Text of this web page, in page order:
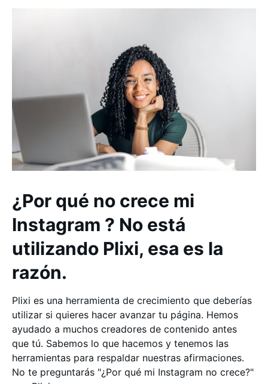
¿Por qué no crece mi
Instagram ? No está
utilizando Plixi, esa es la
razón.
Plixi es una herramienta de crecimiento que deberías
utilizar si quieres hacer avanzar tu página. Hemos
ayudado a muchos creadores de contenido antes
que tú. Sabemos lo que hacemos y tenemos las
herramientas para respaldar nuestras afirmaciones.
No te preguntarás "¿Por qué mi Instagram no crece?"